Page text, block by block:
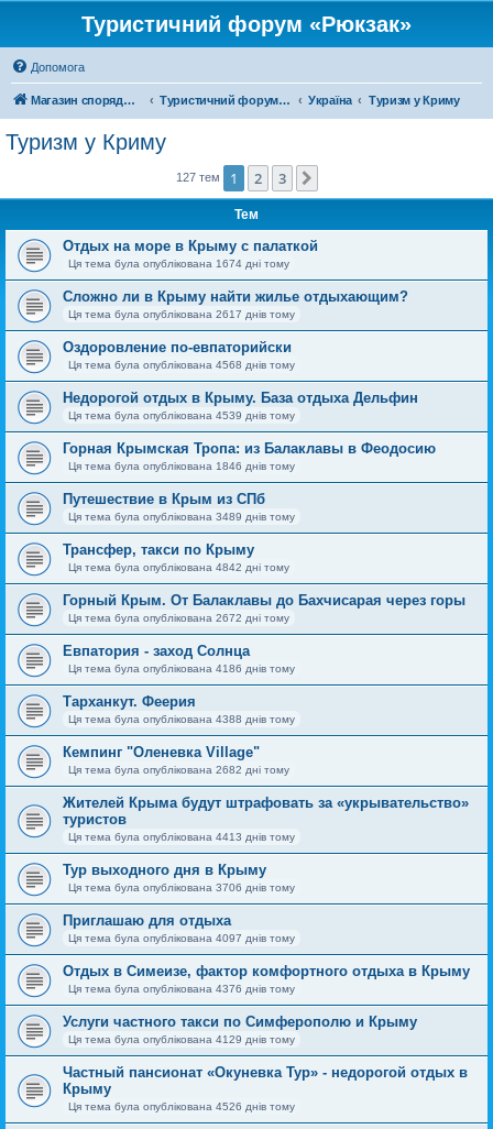
Туристичний форум «Рюкзак»
Допомога
Магазин спорядження Туристичний форум «Рюкзак» Україна Туризм у Криму
Туризм у Криму
127 тем 1 2 3
Тем
Отдых на море в Крыму с палаткой
Ця тема була опублікована 1674 дні тому
Сложно ли в Крыму найти жилье отдыхающим?
Ця тема була опублікована 2617 днів тому
Оздоровление по-евпаторийски
Ця тема була опублікована 4568 днів тому
Недорогой отдых в Крыму. База отдыха Дельфин
Ця тема була опублікована 4539 днів тому
Горная Крымская Тропа: из Балаклавы в Феодосию
Ця тема була опублікована 1846 днів тому
Путешествие в Крым из СПб
Ця тема була опублікована 3489 днів тому
Трансфер, такси по Крыму
Ця тема була опублікована 4842 дні тому
Горный Крым. От Балаклавы до Бахчисарая через горы
Ця тема була опублікована 2672 дні тому
Евпатория - заход Солнца
Ця тема була опублікована 4186 днів тому
Тарханкут. Феерия
Ця тема була опублікована 4388 днів тому
Кемпинг "Оленевка Village"
Ця тема була опублікована 2682 дні тому
Жителей Крыма будут штрафовать за «укрывательство»
туристов
Ця тема була опублікована 4413 днів тому
Тур выходного дня в Крыму
Ця тема була опублікована 3706 днів тому
Приглашаю для отдыха
Ця тема була опублікована 4097 днів тому
Отдых в Симеизе, фактор комфортного отдыха в Крыму
Ця тема була опублікована 4376 днів тому
Услуги частного такси по Симферополю и Крыму
Ця тема була опублікована 4129 днів тому
Частный пансионат «Окуневка Тур» - недорогой отдых в
Крыму
Ця тема була опублікована 4526 днів тому